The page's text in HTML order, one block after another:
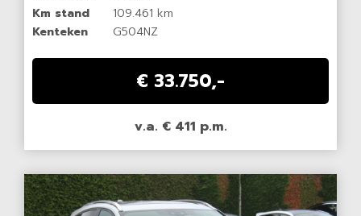
Km stand
109.461 km
Kenteken
G504NZ
€ 33.750,-
v.a. € 411 p.m.